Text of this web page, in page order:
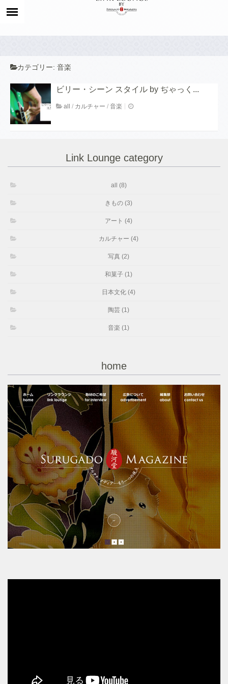
カテゴリー: 音楽
ビリー・シーン スタイル by ぢゃっく...
all / カルチャー / 音楽
Link Lounge category
all (8)
きもの (3)
アート (4)
カルチャー (4)
写真 (2)
和菓子 (1)
日本文化 (4)
陶芸 (1)
音楽 (1)
home